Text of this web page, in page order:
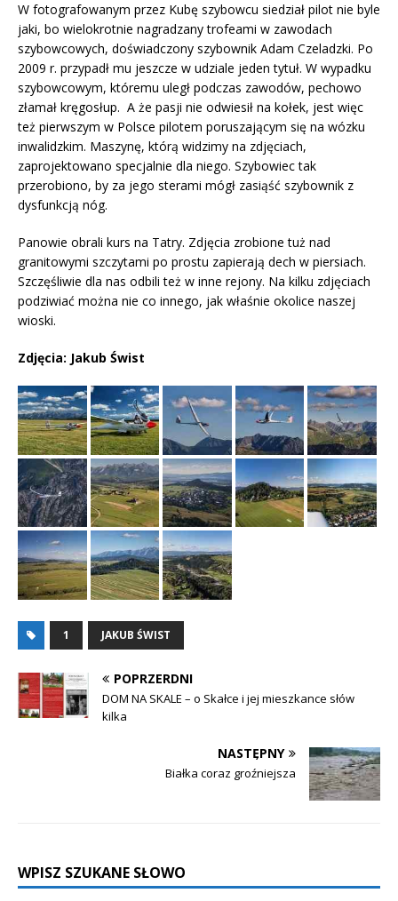
W fotografowanym przez Kubę szybowcu siedział pilot nie byle
jaki, bo wielokrotnie nagradzany trofeami w zawodach
szybowcowych, doświadczony szybownik Adam Czeladzki. Po
2009 r. przypadł mu jeszcze w udziale jeden tytuł. W wypadku
szybowcowym, któremu uległ podczas zawodów, pechowo
złamał kręgosłup. A że pasji nie odwiesił na kołek, jest więc
też pierwszym w Polsce pilotem poruszającym się na wózku
inwalidzkim. Maszynę, którą widzimy na zdjęciach,
zaprojektowano specjalnie dla niego. Szybowiec tak
przerobiono, by za jego sterami mógł zasiąść szybownik z
dysfunkcją nóg.
Panowie obrali kurs na Tatry. Zdjęcia zrobione tuż nad
granitowymi szczytami po prostu zapierają dech w piersiach.
Szczęśliwie dla nas odbili też w inne rejony. Na kilku zdjęciach
podziwiać można nie co innego, jak właśnie okolice naszej
wioski.
Zdjęcia: Jakub Świst
1 JAKUB ŚWIST
POPRZERDNI
DOM NA SKALE – o Skałce i jej mieszkance słów
kilka
NASTĘPNY
Białka coraz groźniejsza
WPISZ SZUKANE SŁOWO